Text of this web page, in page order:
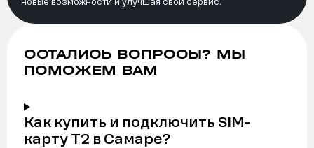
ОСТАЛИСЬ ВОПРОСЫ? МЫ
ПОМОЖЕМ ВАМ
Как купить и подключить SIM-
карту Т2 в Самаре?